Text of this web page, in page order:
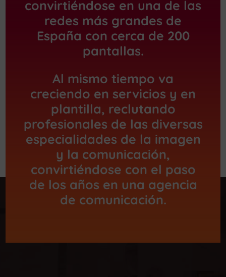
convirtiéndose en una de las
redes más grandes de
España con cerca de 200
pantallas.
Al mismo tiempo va
creciendo en servicios y en
plantilla, reclutando
profesionales de las diversas
especialidades de la imagen
y la comunicación,
convirtiéndose con el paso
de los años en una agencia
de comunicación.